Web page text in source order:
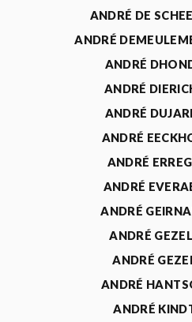
ANDRÉ DE
ANDRÉ
ANDRÉ
ANDRÉ
ANDRÉ
ANDRÉ
ANDRÉ
ANDRÉ
ANDRÉ
ANDRÉ
ANDRÉ
ANDRÉ
ANDRÉ